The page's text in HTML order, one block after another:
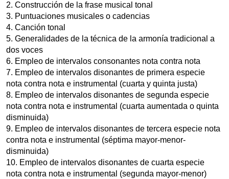
2. Construcción de la frase musical tonal
3. Puntuaciones musicales o cadencias
4. Canción tonal
5. Generalidades de la técnica de la armonía tradicional a
dos voces
6. Empleo de intervalos consonantes nota contra nota
7. Empleo de intervalos disonantes de primera especie
nota contra nota e instrumental (cuarta y quinta justa)
8. Empleo de intervalos disonantes de segunda especie
nota contra nota e instrumental (cuarta aumentada o quinta
disminuida)
9. Empleo de intervalos disonantes de tercera especie nota
contra nota e instrumental (séptima mayor-menor-
disminuida)
10. Empleo de intervalos disonantes de cuarta especie
nota contra nota e instrumental (segunda mayor-menor)